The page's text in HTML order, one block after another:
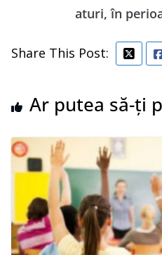
aturi, în
Share This Post:
Ar putea să-ți